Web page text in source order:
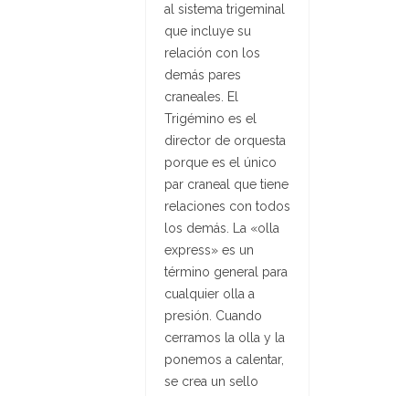
al sistema trigeminal
que incluye su
relación con los
demás pares
craneales. El
Trigémino es el
director de orquesta
porque es el único
par craneal que tiene
relaciones con todos
los demás. La «olla
express» es un
término general para
cualquier olla a
presión. Cuando
cerramos la olla y la
ponemos a calentar,
se crea un sello